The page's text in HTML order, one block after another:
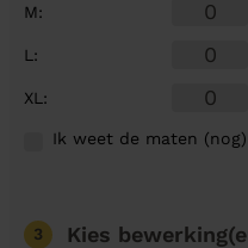
M:
L :
XL :
Ik weet de maten
3 Kies